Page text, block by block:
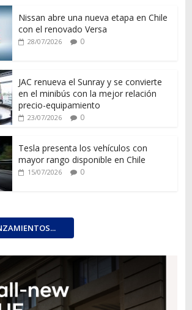
Nissan abre una nueva etapa en Chile
con el renovado Versa
28/07/2026 0
JAC renueva el Sunray y se convierte
en el minibús con la mejor relación
precio-equipamiento
23/07/2026 0
Tesla presenta los vehículos con
mayor rango disponible en Chile
15/07/2026 0